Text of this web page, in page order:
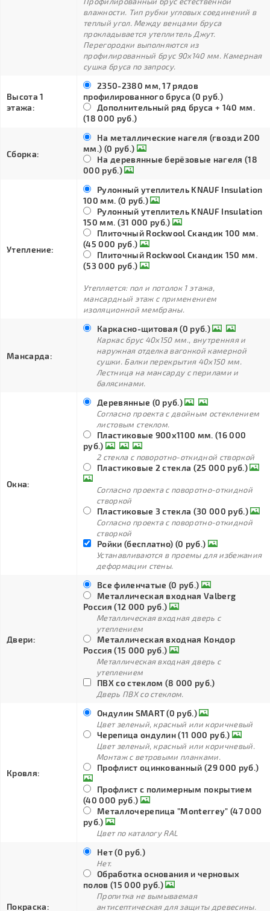
влажности. Тип рубки угловых соединений в
теплый угол. Между венцами бруса
прокладывается утеплитель Джут.
Перегородки выполняются из
профилированный брус 90х140 мм. Камерная
сушка бруса по запросу.
Высота 1
этажа:
2350-2380 мм, 17 рядов
профилированного бруса (0 руб.)
Дополнительный ряд бруса + 140 мм.
(18 000 руб.)
Сборка:
На металлические нагеля (гвозди 200
мм.) (0 руб.)
На деревянные берёзовые нагеля (18
000 руб.)
Утепление:
Рулонный утеплитель KNAUF Insulation
100 мм. (0 руб.)
Рулонный утеплитель KNAUF Insulation
150 мм. (31 000 руб.)
Плиточный Rockwool Скандик 100 мм.
(45 000 руб.)
Плиточный Rockwool Скандик 150 мм.
(53 000 руб.)
Утепляется: пол и потолок 1 этажа,
мансардный этаж с применением
изоляционной мембраны.
Мансарда:
Каркасно-щитовая (0 руб.)
Каркас брус 40х150 мм., внутренняя и
наружная отделка вагонкой камерной
сушки. Балки перекрытия 40х150 мм.
Лестница на мансарду с перилами и
балясинами.
Окна:
Деревянные (0 руб.)
Согласно проекта с двойным остеклением
листовым стеклом.
Пластиковые 900х1100 мм. (16 000
руб.)
2 стекла с поворотно-откидной створкой
Пластиковые 2 стекла (25 000 руб.)
Согласно проекта с поворотно-откидной
створкой
Пластиковые 3 стекла (30 000 руб.)
Согласно проекта с поворотно-откидной
створкой
Ройки (бесплатно) (0 руб.)
Устанавливаются в проемы для избежания
деформации стены.
Двери:
Все филенчатые (0 руб.)
Металлическая входная Valberg
Россия (12 000 руб.)
Металлическая входная дверь с
утеплением
Металлическая входная Кондор
Россия (15 000 руб.)
Металлическая входная дверь с
утеплением
ПВХ со стеклом (8 000 руб.)
Дверь ПВХ со стеклом.
Кровля:
Ондулин SMART (0 руб.)
Цвет зеленый, красный или коричневый
Черепица ондулин (11 000 руб.)
Цвет зеленый, красный или коричневый.
Монтаж с ветровыми планками.
Профлист оцинкованный (29 000 руб.)
Профлист с полимерным покрытием
(40 000 руб.)
Металлочерепица "Monterrey" (47 000
руб.)
Цвет по каталогу RAL
Покраска:
Нет (0 руб.)
Нет.
Обработка основания и черновых
полов (15 000 руб.)
Пропитка не вымываемая
антисептическая для защиты древесины.